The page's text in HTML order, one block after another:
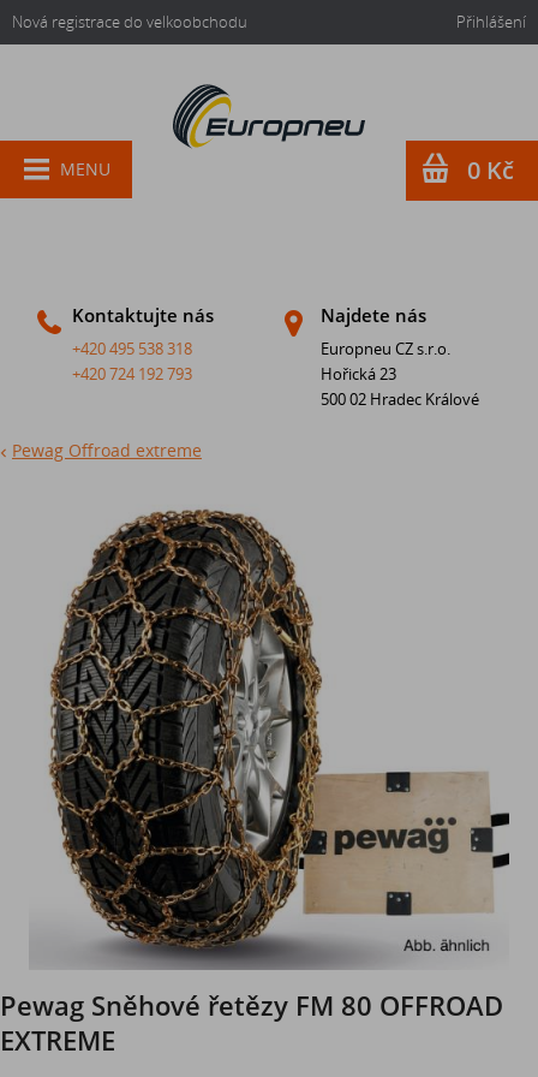
Nová registrace do velkoobchodu Přihlášení
Kontaktujte nás
+420 495 538 318
+420 724 192 793
Najdete nás
Europneu CZ s.r.o.
Hořická 23
500 02 Hradec Králové
MENU 0 Kč
Pewag Offroad extreme
Pewag Sněhové řetězy FM 80 OFFROAD
EXTREME